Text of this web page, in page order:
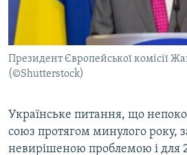
ПОДКАСТИ
КРИМ РЕАЛІЇ
РУС
КТАТ
Президент Європейської комісії
(©Shutterstock)
Українське питання, що
союз протягом минулого року,
невирішеною проблемою і для